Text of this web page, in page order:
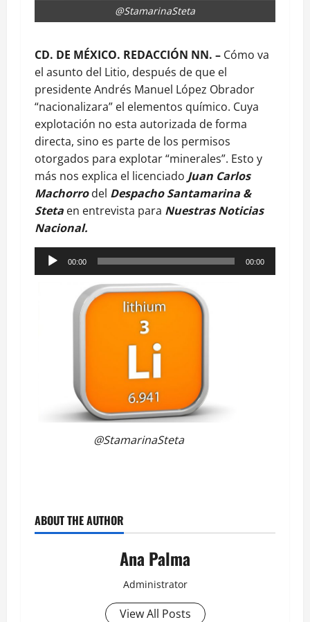
@StamarinaSteta
CD. DE MÉXICO. REDACCIÓN NN. – Cómo va
el asunto del Litio, después de que el
presidente Andrés Manuel López Obrador
“nacionalizara” el elementos químico. Cuya
explotación no esta autorizada de forma
directa, sino es parte de los permisos
otorgados para explotar “minerales”. Esto y
más nos explica el licenciado Juan Carlos
Machorrodel Despacho Santamarina &
Steta en entrevista para Nuestras Noticias
Nacional.
Reproductor
de
00:00 00:00
@StamarinaSteta
ABOUT THE AUTHOR
Ana Palma
Administrator
View All Posts